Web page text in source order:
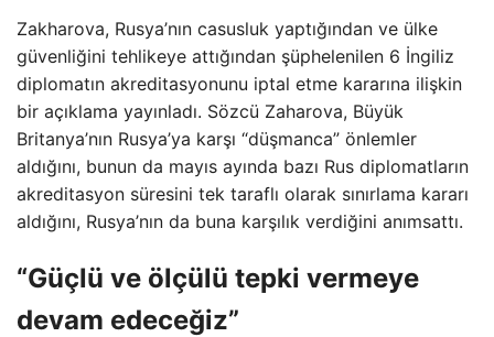
Zakharova, Rusya’nın casusluk yaptığından ve ülke
güvenliğini tehlikeye attığından şüphelenilen 6 İngiliz
diplomatın akreditasyonunu iptal etme kararına ilişkin
bir açıklama yayınladı. Sözcü Zaharova, Büyük
Britanya’nın Rusya’ya karşı “düşmanca” önlemler
aldığını, bunun da mayıs ayında bazı Rus diplomatların
akreditasyon süresini tek taraflı olarak sınırlama kararı
aldığını, Rusya’nın da buna karşılık verdiğini anımsattı.
“Güçlü ve ölçülü tepki vermeye
devam edeceğiz”